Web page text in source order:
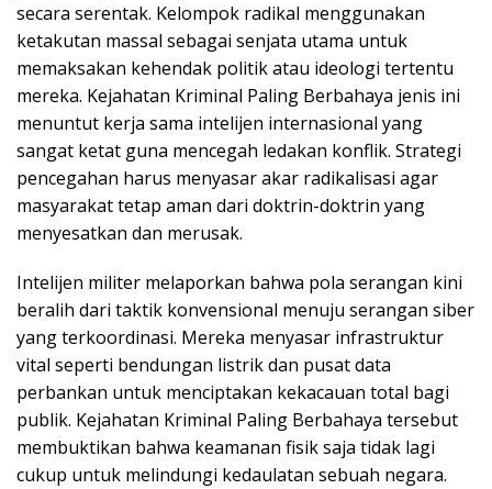
secara serentak. Kelompok radikal menggunakan
ketakutan massal sebagai senjata utama untuk
memaksakan kehendak politik atau ideologi tertentu
mereka. Kejahatan Kriminal Paling Berbahaya jenis ini
menuntut kerja sama intelijen internasional yang
sangat ketat guna mencegah ledakan konflik. Strategi
pencegahan harus menyasar akar radikalisasi agar
masyarakat tetap aman dari doktrin-doktrin yang
menyesatkan dan merusak.
Intelijen militer melaporkan bahwa pola serangan kini
beralih dari taktik konvensional menuju serangan siber
yang terkoordinasi. Mereka menyasar infrastruktur
vital seperti bendungan listrik dan pusat data
perbankan untuk menciptakan kekacauan total bagi
publik. Kejahatan Kriminal Paling Berbahaya tersebut
membuktikan bahwa keamanan fisik saja tidak lagi
cukup untuk melindungi kedaulatan sebuah negara.